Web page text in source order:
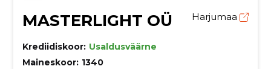
MASTERLIGHT OÜ Harjumaa
Krediidiskoor: Usaldusväärne
Maineskoor: 1340